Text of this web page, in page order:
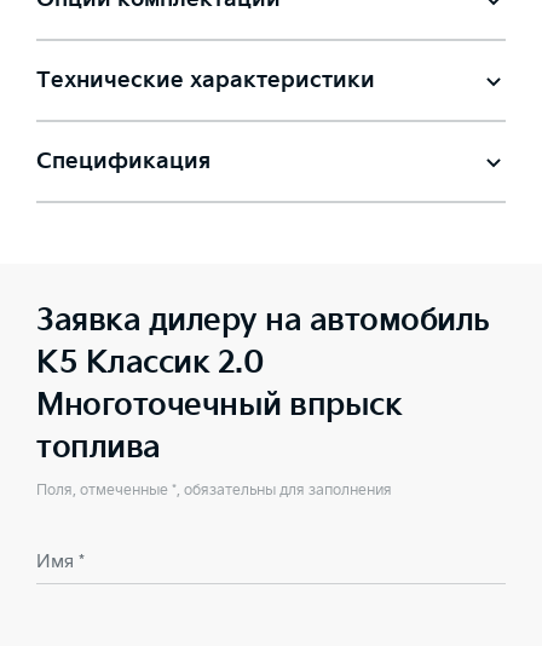
Технические характеристики
Спецификация
Заявка дилеру на автомобиль
K5 Классик 2.0
Многоточечный впрыск
топлива
Поля, отмеченные *, обязательны для заполнения
Имя *